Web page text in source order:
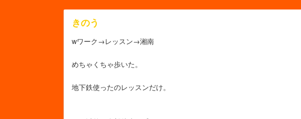
きのう
wワーク→レッスン→湘南
めちゃくちゃ歩いた。
地下鉄使ったのレッスンだけ。